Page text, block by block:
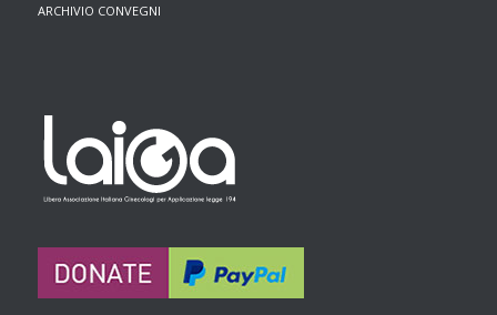
ARCHIVIO CONVEGNI